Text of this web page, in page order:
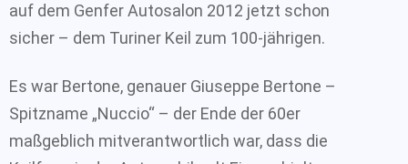
auf dem Genfer Autosalon 2012 jetzt schon
sicher – dem Turiner Keil zum 100-jährigen.
Es war Bertone, genauer Giuseppe Bertone –
Spitzname „Nuccio“ – der Ende der 60er
maßgeblich mitverantwortlich war, dass die